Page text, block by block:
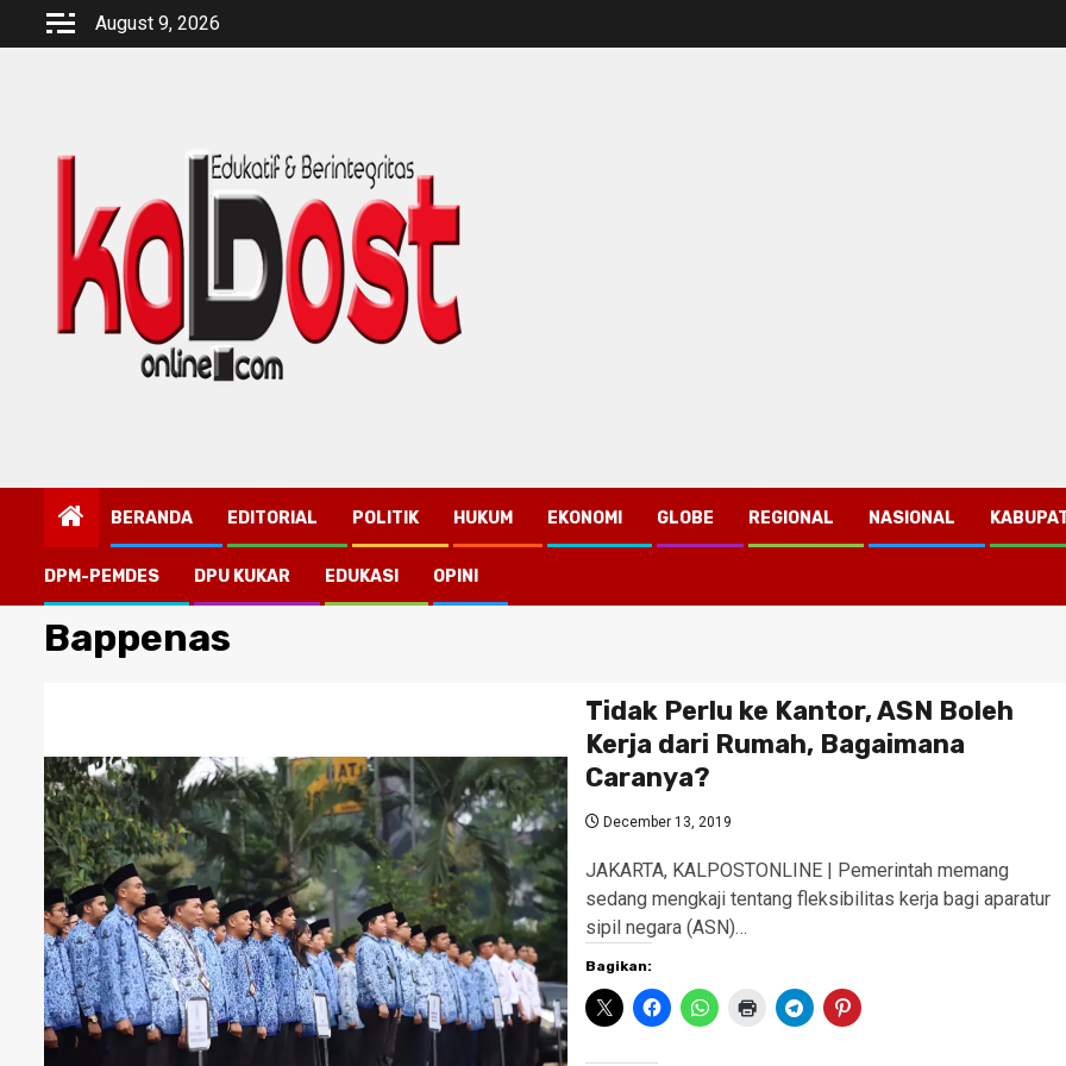
August 9, 2026
BERANDA EDITORIAL POLITIK HUKUM EKONOMI GLOBE REGIONAL NASIONAL
DPM-PEMDES DPU KUKAR EDUKASI OPINI
Bappenas
Tidak Perlu ke Kantor, ASN Boleh
Kerja dari Rumah, Bagaimana
Caranya?
December 13, 2019
JAKARTA, KALPOSTONLINE | Pemerintah memang
sedang mengkaji tentang fleksibilitas kerja bagi aparatur
sipil negara (ASN)…
Bagikan: